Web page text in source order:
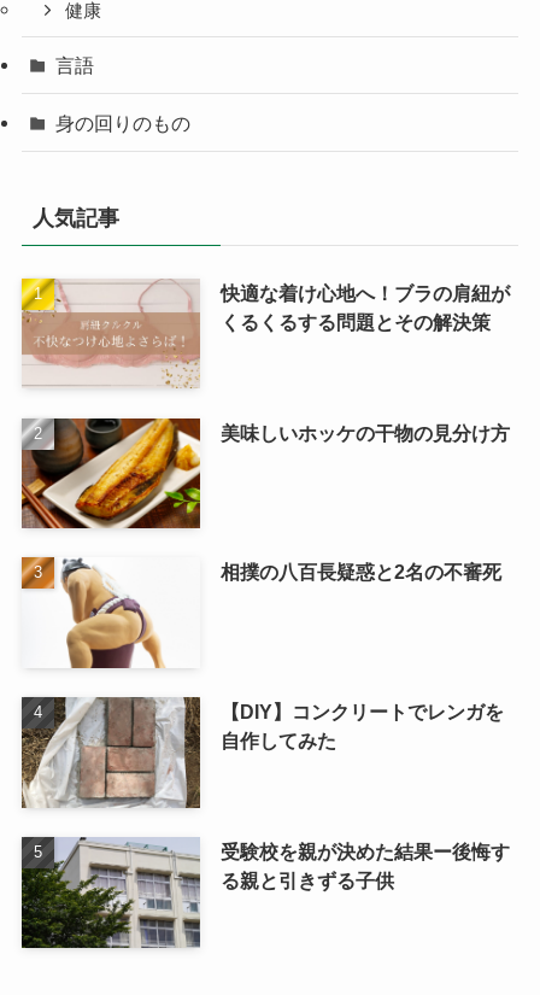
健康
言語
身の回りのもの
人気記事
快適な着け心地へ！ブラの肩紐が
くるくるする問題とその解決策
美味しいホッケの干物の見分け方
相撲の八百長疑惑と2名の不審死
【DIY】コンクリートでレンガを
自作してみた
受験校を親が決めた結果ー後悔す
る親と引きずる子供